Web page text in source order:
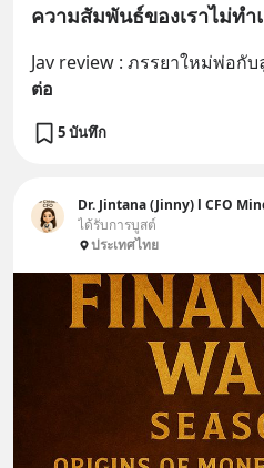
ความสัมพันธ์ของเราไม่ทำ
Jav review : ภรรยาใหม่พ่อกั
ต่อ
5 บันทึก
Dr. Jintana (Jinny) l CFO
ได้รับการบูสต์
ประเทศไทย